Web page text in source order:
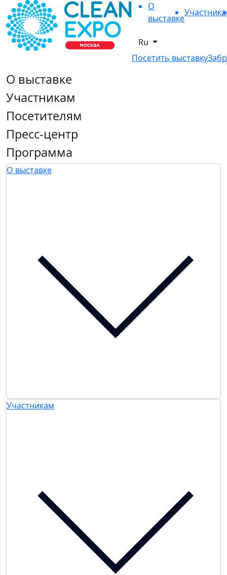
О
выставке
Ru
Посетить выставку
О выставке
Участникам
Посетителям
Пресс-центр
Программа
О выставке
Участникам